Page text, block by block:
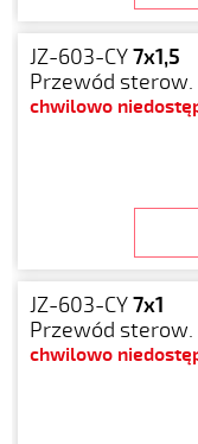
JZ-603-CY7x1,5
Przewód
chwilowo
JZ-603-CY7x1
Przewód
chwilowo